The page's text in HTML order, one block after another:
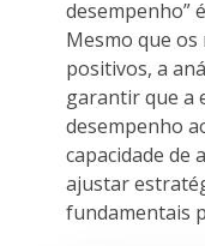
desempenho”
Mesmo que
positivos, a
garantir que a
desempenho
capacidade de
ajustar
fundamentais